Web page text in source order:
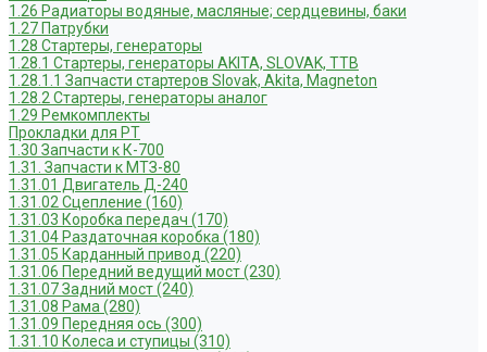
1.26 Радиаторы водяные, масляные; сердцевины, баки
1.27 Патрубки
1.28 Стартеры, генераторы
1.28.1 Стартеры, генераторы AKITA, SLOVAK, ТТВ
1.28.1.1 Запчасти стартеров Slovak, Akita, Magneton
1.28.2 Стартеры, генераторы аналог
1.29 Ремкомплекты
Прокладки для РТ
1.30 Запчасти к К-700
1.31. Запчасти к МТЗ-80
1.31.01 Двигатель Д-240
1.31.02 Сцепление (160)
1.31.03 Коробка передач (170)
1.31.04 Раздаточная коробка (180)
1.31.05 Карданный привод (220)
1.31.06 Передний ведущий мост (230)
1.31.07 Задний мост (240)
1.31.08 Рама (280)
1.31.09 Передняя ось (300)
1.31.10 Колеса и ступицы (310)